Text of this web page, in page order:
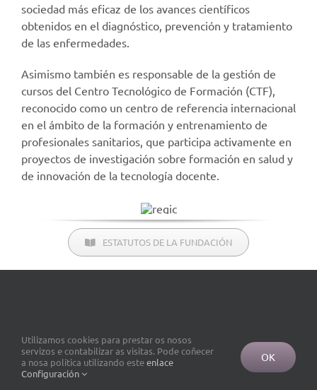
sociedad más eficaz de los avances científicos
obtenidos en el diagnóstico, prevención y tratamiento
de las enfermedades.
Asimismo también es responsable de la gestión de
cursos del Centro Tecnológico de Formación (CTF),
reconocido como un centro de referencia internacional
en el ámbito de la formación y entrenamiento de
profesionales sanitarios, que participa activamente en
proyectos de investigación sobre formación en salud y
de innovación de la tecnología docente.
ESTATUTOS DE LA FUNDACIÓN
Utilizamos cookies para prestar os nosos
servizos e contabilizar as visitas. Pode coñecer
a nosa política utilizando esteenlace
Configuración
OK